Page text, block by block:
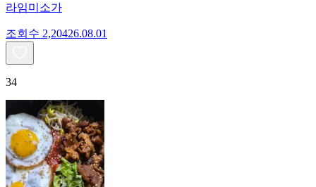
라임미소가
조회수 2,20426.08.01
34